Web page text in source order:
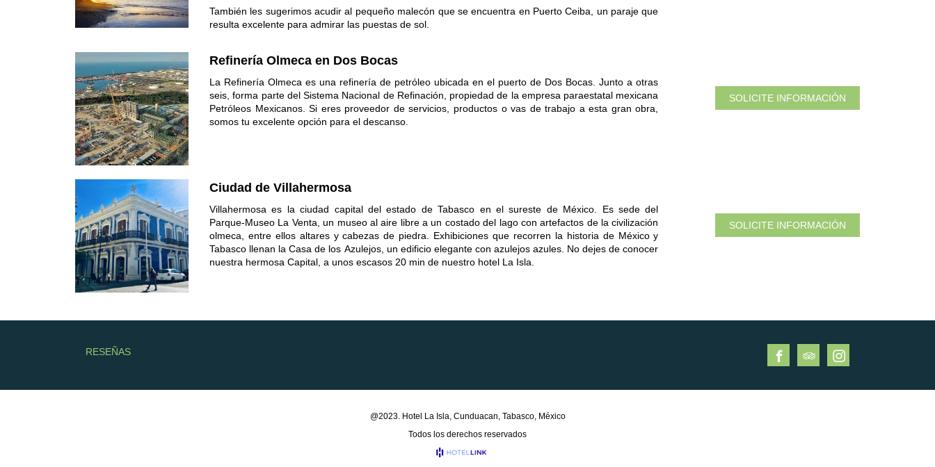
También les sugerimos acudir al pequeño malecón que se encuentra en Puerto Ceiba, un paraje que
resulta excelente para admirar las puestas de sol.
Refinería Olmeca en Dos Bocas
La Refinería Olmeca es una refinería de petróleo ubicada en el puerto de Dos Bocas. Junto a otras
seis, forma parte del Sistema Nacional de Refinación, propiedad de la empresa paraestatal mexicana
Petróleos Mexicanos. Si eres proveedor de servicios, productos o vas de trabajo a esta gran obra,
somos tu excelente opción para el descanso.
SOLICITE INFORMACIÓN
Ciudad de Villahermosa
Villahermosa es la ciudad capital del estado de Tabasco en el sureste de México. Es sede del
Parque-Museo La Venta, un museo al aire libre a un costado del lago con artefactos de la civilización
olmeca, entre ellos altares y cabezas de piedra. Exhibiciones que recorren la historia de México y
Tabasco llenan la Casa de los Azulejos, un edificio elegante con azulejos azules. No dejes de conocer
nuestra hermosa Capital, a unos escasos 20 min de nuestro hotel La Isla.
SOLICITE INFORMACIÓN
RESEÑAS
@2023. Hotel La Isla, Cunduacan, Tabasco, México
Todos los derechos reservados